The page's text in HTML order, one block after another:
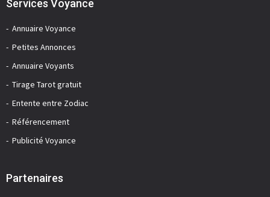
Services Voyance
Annuaire Voyance
Petites Annonces
Annuaire Voyants
Tirage Tarot gratuit
Entente entre Zodiac
Référencement
Publicité Voyance
Partenaires